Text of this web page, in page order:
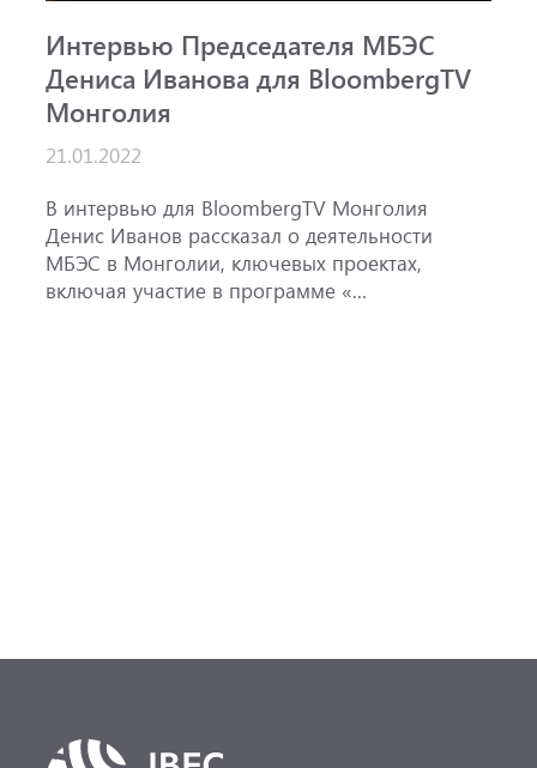
Интервью Председателя МБЭС
Дениса Иванова для BloombergTV
Монголия
21.01.2022
В интервью для BloombergTV Монголия
Денис Иванов рассказал о деятельности
МБЭС в Монголии, ключевых проектах,
включая участие в программе «...